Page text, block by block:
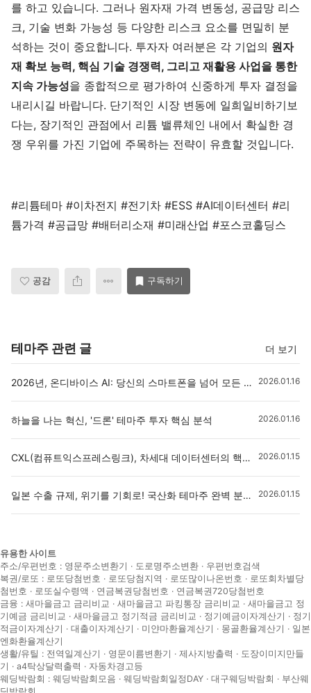
를 하고 있습니다. 그러나 원자재 가격 변동성, 공급망 리스
크, 기술 변화 가능성 등 다양한 리스크 요소를 면밀히 분
석하는 것이 중요합니다. 투자자 여러분은 각 기업의 원자
재 확보 능력, 핵심 기술 경쟁력, 그리고 재활용 사업을 통한
지속 가능성을 종합적으로 평가하여 신중하게 투자 결정을
내리시길 바랍니다. 단기적인 시장 변동에 일희일비하기보
다는, 장기적인 관점에서 리튬 밸류체인 내에서 확실한 경
쟁 우위를 가진 기업에 주목하는 전략이 유효할 것입니다.
#리튬테마 #이차전지 #전기차 #ESS #AI데이터센터 #리
튬가격 #공급망 #배터리소재 #미래산업 #포스코홀딩스
공감 구독하기
테마주 관련 글 더 보기
2026년, 온디바이스 AI: 당신의 스마트폰을 넘어 모든 기기로, 새로운 투자 기회를 찾아서 2026.01.16
하늘을 나는 혁신, '드론' 테마주 투자 핵심 분석 2026.01.16
CXL(컴퓨트익스프레스링크), 차세대 데이터센터의 핵심 동력인가? 투자 기회와 리스크 분석 2026.01.15
일본 수출 규제, 위기를 기회로! 국산화 테마주 완벽 분석과 투자 전략 2026.01.15
유용한 사이트
주소/우편번호 : 영문주소변환기 · 도로명주소변환 · 우편번호검색
복권/로또 : 로또당첨번호 · 로또당첨지역 · 로또많이나온번호 · 로또회차별당
첨번호 · 로또실수령액 · 연금복권당첨번호 · 연금복권720당첨번호
금융 : 새마을금고 금리비교 · 새마을금고 파킹통장 금리비교 · 새마을금고 정
기예금 금리비교 · 새마을금고 정기적금 금리비교 · 정기예금이자계산기 · 정기
적금이자계산기 · 대출이자계산기 · 미얀마환율계산기 · 몽골환율계산기 · 일본
엔화환율계산기
생활/유틸 : 전역일계산기 · 영문이름변환기 · 제사지방출력 · 도장이미지만들
기 · a4탁상달력출력 · 자동차경고등
웨딩박람회 : 웨딩박람회모음 · 웨딩박람회일정DAY · 대구웨딩박람회 · 부산웨